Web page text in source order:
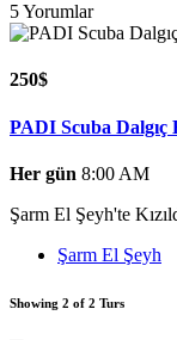
5 Yorumlar
250$
PADI Scuba Dalgıç
Her gün 8:00 AM
Şarm El Şeyh'te
Şarm El Şeyh
Showing 2 of 2 Turs